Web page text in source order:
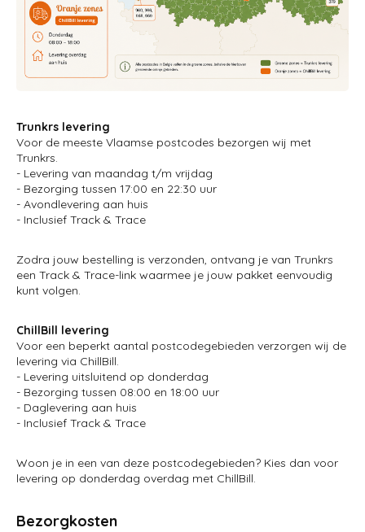
Trunkrs levering
Voor de meeste Vlaamse postcodes bezorgen wij met
Trunkrs.
- Levering van maandag t/m vrijdag
- Bezorging tussen 17:00 en 22:30 uur
- Avondlevering aan huis
- Inclusief Track & Trace
Zodra jouw bestelling is verzonden, ontvang je van Trunkrs
een Track & Trace-link waarmee je jouw pakket eenvoudig
kunt volgen.
ChillBill levering
Voor een beperkt aantal postcodegebieden verzorgen wij de
levering via ChillBill.
- Levering uitsluitend op donderdag
- Bezorging tussen 08:00 en 18:00 uur
- Daglevering aan huis
- Inclusief Track & Trace
Woon je in een van deze postcodegebieden? Kies dan voor
levering op donderdag overdag met ChillBill.
Bezorgkosten